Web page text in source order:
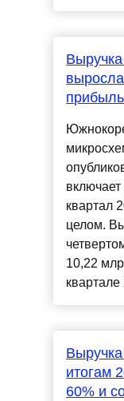
квартал
целом.
10,22
итогам
60% и